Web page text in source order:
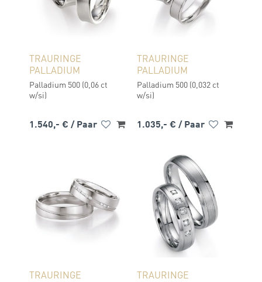
TRAURINGE
PALLADIUM
Palladium 500 (0,06 ct
w/si)
1.540,- € / Paar
TRAURINGE
PALLADIUM
Palladium 500 (0,032 ct
w/si)
1.035,- € / Paar
TRAURINGE
TRAURINGE